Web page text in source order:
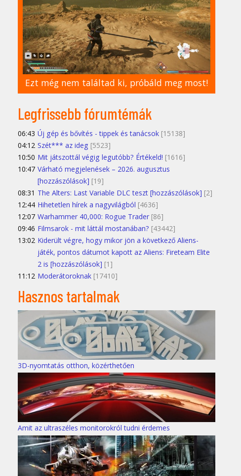
Ezt még nem találtad ki, próbáld meg most!
Legfrissebb fórumtémák
06:43 Új gép és bővítés - tippek és tanácsok [15138]
04:12 Szét*** az ideg [5523]
10:50 Mit játszottál végig legutóbb? Értékeld! [1616]
10:47 Várható megjelenések – 2026. augusztus
[hozzászólások] [19]
08:31 The Alters: Last Variable DLC teszt [hozzászólások] [2]
12:44 Hihetetlen hírek a nagyvilágból [4636]
12:07 Warhammer 40,000: Rogue Trader [86]
09:46 Filmsarok - mit láttál mostanában? [43442]
13:02 Kiderült végre, hogy mikor jön a következő Aliens-
játék, pontos dátumot kapott az Aliens: Fireteam Elite
2 is [hozzászólások] [1]
11:12 Moderátoroknak [17410]
Hasznos tartalmak
3D-nyomtatás otthon, közérthetően
Amit az ultraszéles monitorokról tudni érdemes